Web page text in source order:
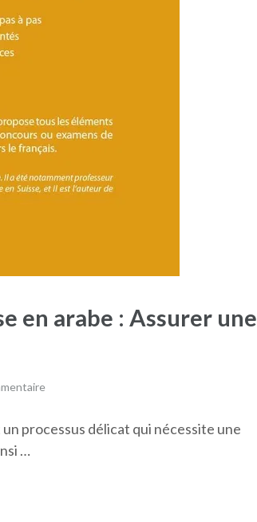
en arabe : Assurer une
processus délicat qui nécessite une
…